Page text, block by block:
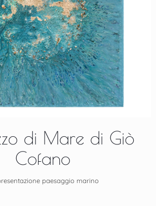
di Mare di Giò
Cofano
paesaggio marino